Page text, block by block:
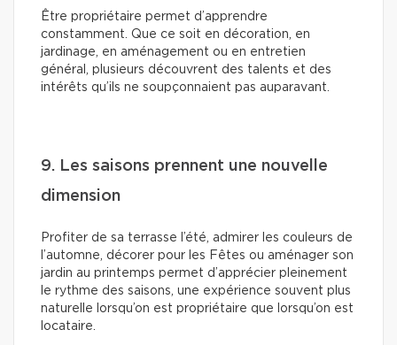
Être propriétaire permet d’apprendre
constamment. Que ce soit en décoration, en
jardinage, en aménagement ou en entretien
général, plusieurs découvrent des talents et des
intérêts qu’ils ne soupçonnaient pas auparavant.
9. Les saisons prennent une nouvelle
dimension
Profiter de sa terrasse l’été, admirer les couleurs de
l’automne, décorer pour les Fêtes ou aménager son
jardin au printemps permet d’apprécier pleinement
le rythme des saisons, une expérience souvent plus
naturelle lorsqu’on est propriétaire que lorsqu’on est
locataire.